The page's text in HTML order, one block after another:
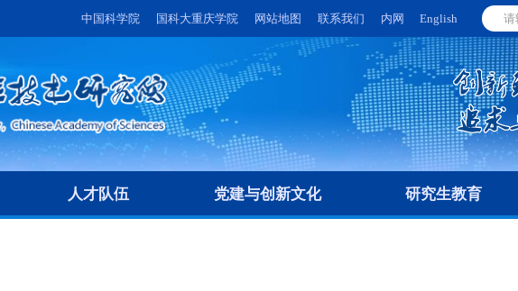
中国科学院 国科大重庆学院 网站地图 联系我们 内网 English
人才队伍 党建与创新文化 研究生教育